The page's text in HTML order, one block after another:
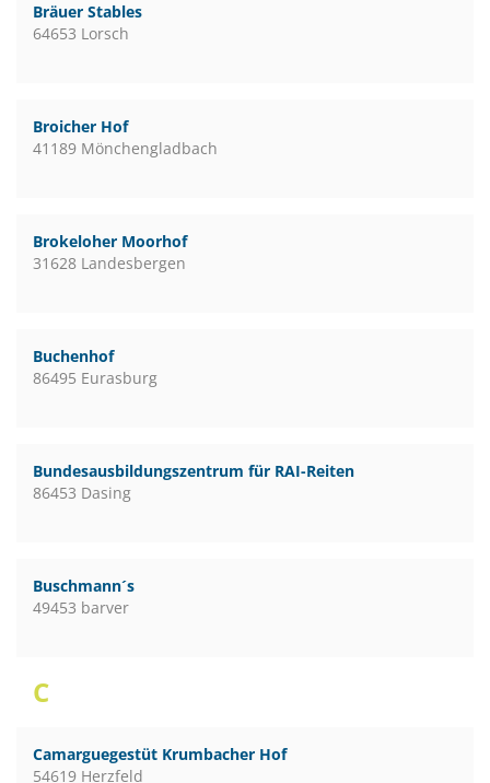
Bräuer Stables
64653 Lorsch
Broicher Hof
41189 Mönchengladbach
Brokeloher Moorhof
31628 Landesbergen
Buchenhof
86495 Eurasburg
Bundesausbildungszentrum für RAI-Reiten
86453 Dasing
Buschmann´s
49453 barver
C
Camarguegestüt Krumbacher Hof
54619 Herzfeld